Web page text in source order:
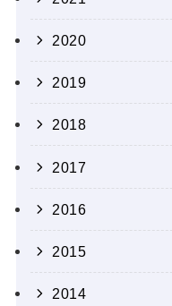
2020
2019
2018
2017
2016
2015
2014